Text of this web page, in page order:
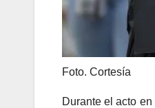
Foto. Cortesía
Durante el acto